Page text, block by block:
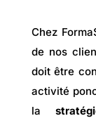
Chez
de nos
doit être
activité
la